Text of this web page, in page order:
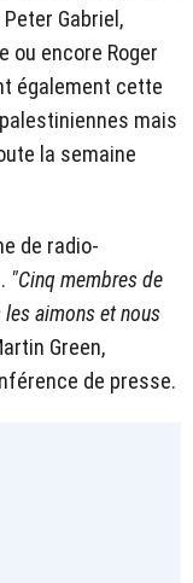
Gabriel,
ou encore Roger
également cette
mais
la semaine
de radio-
"Cinq membres de
aimons et nous
Green,
de presse.